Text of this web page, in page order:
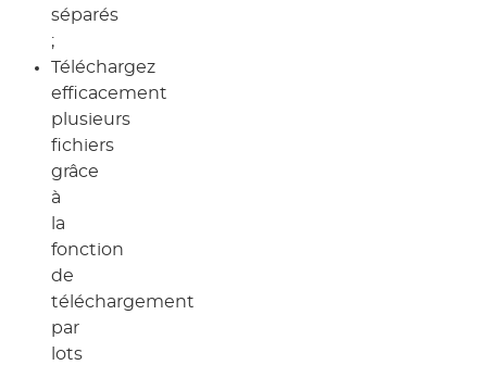
séparés
;
Téléchargez
efficacement
plusieurs
fichiers
grâce
à
la
fonction
de
téléchargement
par
lots